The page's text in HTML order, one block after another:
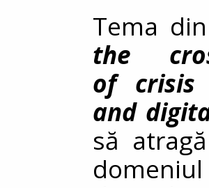
Tema
the
of crisis
and
să